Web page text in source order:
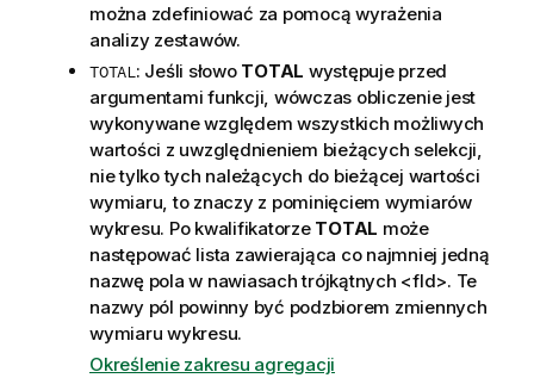
można zdefiniować za pomocą wyrażenia
analizy zestawów.
TOTAL: Jeśli słowo TOTAL występuje przed
argumentami funkcji, wówczas obliczenie jest
wykonywane względem wszystkich możliwych
wartości z uwzględnieniem bieżących selekcji,
nie tylko tych należących do bieżącej wartości
wymiaru, to znaczy z pominięciem wymiarów
wykresu. Po kwalifikatorze TOTAL może
następować lista zawierająca co najmniej jedną
nazwę pola w nawiasach trójkątnych <fld>. Te
nazwy pól powinny być podzbiorem zmiennych
wymiaru wykresu.
Określenie zakresu agregacji